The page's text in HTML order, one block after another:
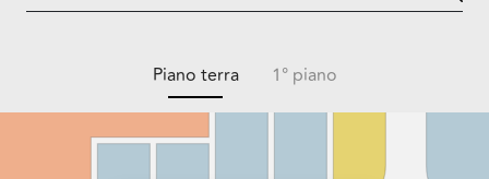
Piano terra 1° piano